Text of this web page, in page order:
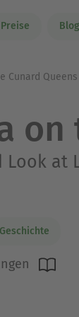
Preise Blog
Cunard Queens
at
Geschichte